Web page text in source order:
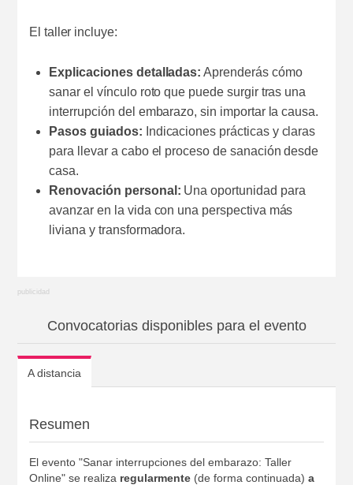
El taller incluye:
Explicaciones detalladas: Aprenderás cómo
sanar el vínculo roto que puede surgir tras una
interrupción del embarazo, sin importar la causa.
Pasos guiados: Indicaciones prácticas y claras
para llevar a cabo el proceso de sanación desde
casa.
Renovación personal: Una oportunidad para
avanzar en la vida con una perspectiva más
liviana y transformadora.
Convocatorias disponibles para el evento
A distancia
Resumen
El evento "Sanar interrupciones del embarazo: Taller
Online" se realiza regularmente(de forma continuada) a